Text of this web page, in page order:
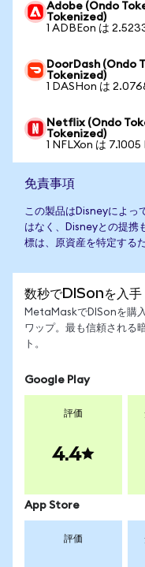
Adobe (Ondo
Tokenized)
1 ADBEon は
DoorDash (Ondo
Tokenized)
1 DASHon は
Netflix (Ondo
Tokenized)
1 NFLXon は
免責事項
この製品はDisneyによっ
はなく、Disneyとの提携
標は、原資産を特定する
数秒でDISonを入手
MetaMaskでDISonを購
ワップ。最も信頼される
ト。
Google Play
評価
4.4
App Store
評価